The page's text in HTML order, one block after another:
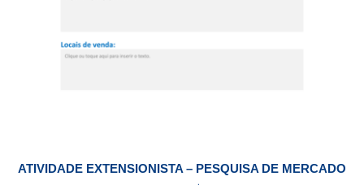
ATIVIDADE EXTENSIONISTA – PESQUISA DE MERCADO